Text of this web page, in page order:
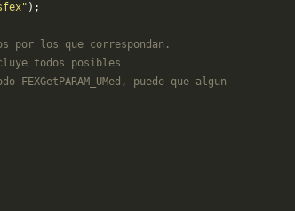
);
por los que correspondan.
todos posibles
puede que algun